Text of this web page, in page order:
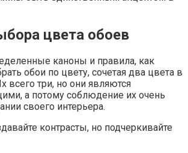
цвета обоев
каноны и правила, как
обои по цвету, сочетая два цвета в
всего три, но они являются
а потому соблюдение их очень
своего интерьера.
контрасты, но подчеркивайте